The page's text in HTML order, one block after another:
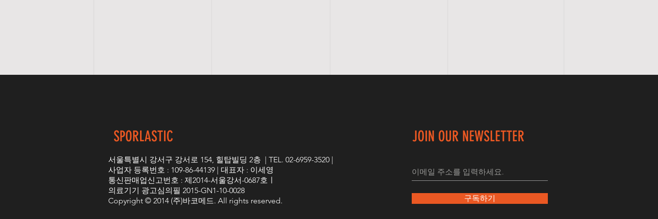
SPORLASTIC
서울특별시 강서구 강서로 154, 힐탑빌딩 2층 | TEL. 02-6959-3520 |
사업자 등록번호 : 109-86-44139 | 대표자 : 이세영
통신판매업신고번호 : 제2014-서울강서-0687호ㅣ
의료기기 광고심의필 2015-GN1-10-0028
Copyright © 2014 (주)바코메드. All rights reserved.
JOIN OUR NEWSLETTER
구독하기